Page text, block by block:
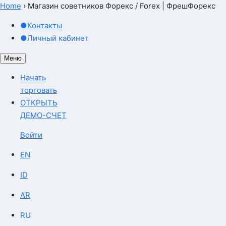
Home › Магазин советников Форекс / Forex | ФрешФорекс
●Контакты
●Личный кабинет
Меню
Начать
торговать
ОТКРЫТЬ
ДЕМО-СЧЕТ
Войти
EN
ID
AR
RU